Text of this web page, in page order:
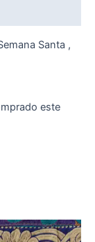
Santa ,
este